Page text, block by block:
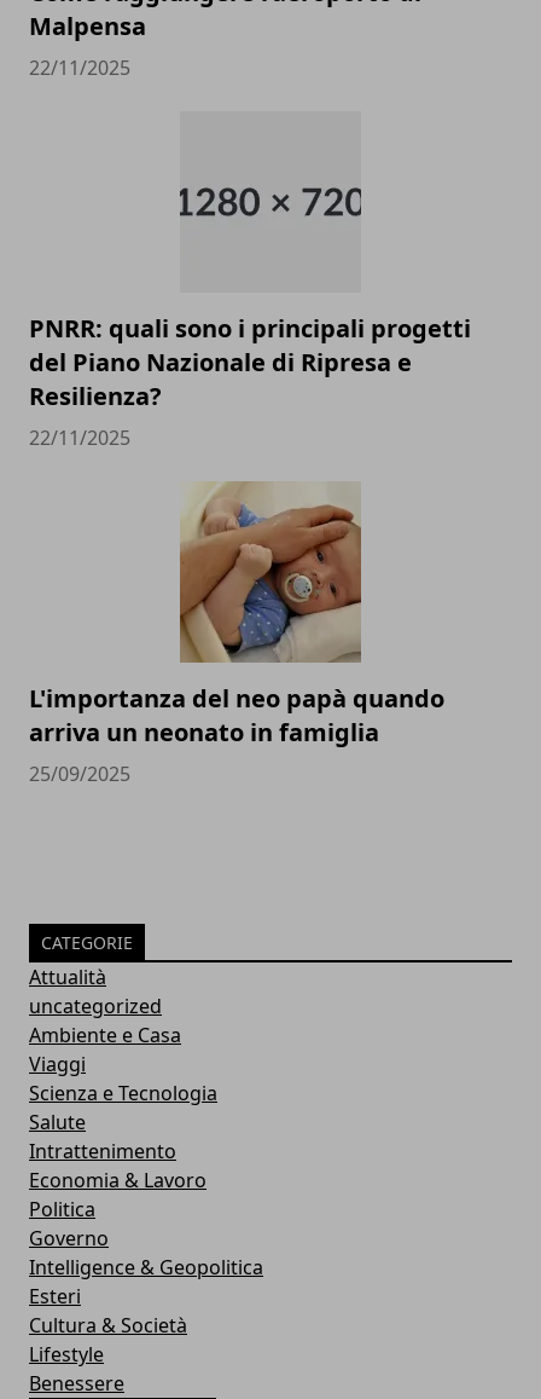
Malpensa
22/11/2025
PNRR: quali sono i principali progetti
del Piano Nazionale di Ripresa e
Resilienza?
22/11/2025
L'importanza del neo papà quando
arriva un neonato in famiglia
25/09/2025
CATEGORIE
Attualità
uncategorized
Ambiente e Casa
Viaggi
Scienza e Tecnologia
Salute
Intrattenimento
Economia & Lavoro
Politica
Governo
Intelligence & Geopolitica
Esteri
Cultura & Società
Lifestyle
Benessere